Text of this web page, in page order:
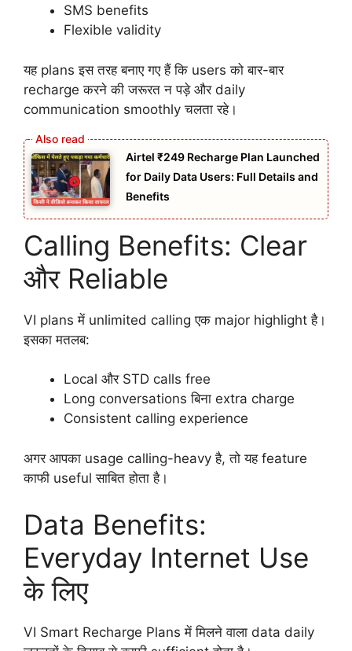
SMS benefits
Flexible validity
यह plans इस तरह बनाए गए हैं कि users को बार-बार
recharge करने की जरूरत न पड़े और daily
communication smoothly चलता रहे।
Airtel ₹249 Recharge Plan Launched
for Daily Data Users: Full Details and
Benefits
Calling Benefits: Clear
और Reliable
VI plans में unlimited calling एक major highlight है।
इसका मतलब:
Local और STD calls free
Long conversations बिना extra charge
Consistent calling experience
अगर आपका usage calling-heavy है, तो यह feature
काफी useful साबित होता है।
Data Benefits:
Everyday Internet Use
के लिए
VI Smart Recharge Plans में मिलने वाला data daily